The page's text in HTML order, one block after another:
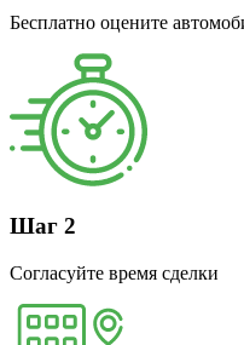
Бесплатно оцените
Шаг 2
Согласуйте время сделки